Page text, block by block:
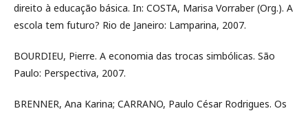
direito à educação básica. In: COSTA, Marisa Vorraber (Org.). A
escola tem futuro? Rio de Janeiro: Lamparina, 2007.
BOURDIEU, Pierre. A economia das trocas simbólicas. São
Paulo: Perspectiva, 2007.
BRENNER, Ana Karina; CARRANO, Paulo César Rodrigues. Os